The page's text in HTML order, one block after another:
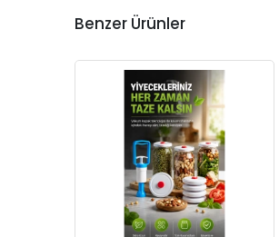
Benzer Ürünler